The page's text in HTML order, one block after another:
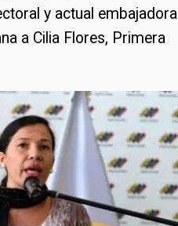
y actual embajadora
a Cilia Flores, Primera